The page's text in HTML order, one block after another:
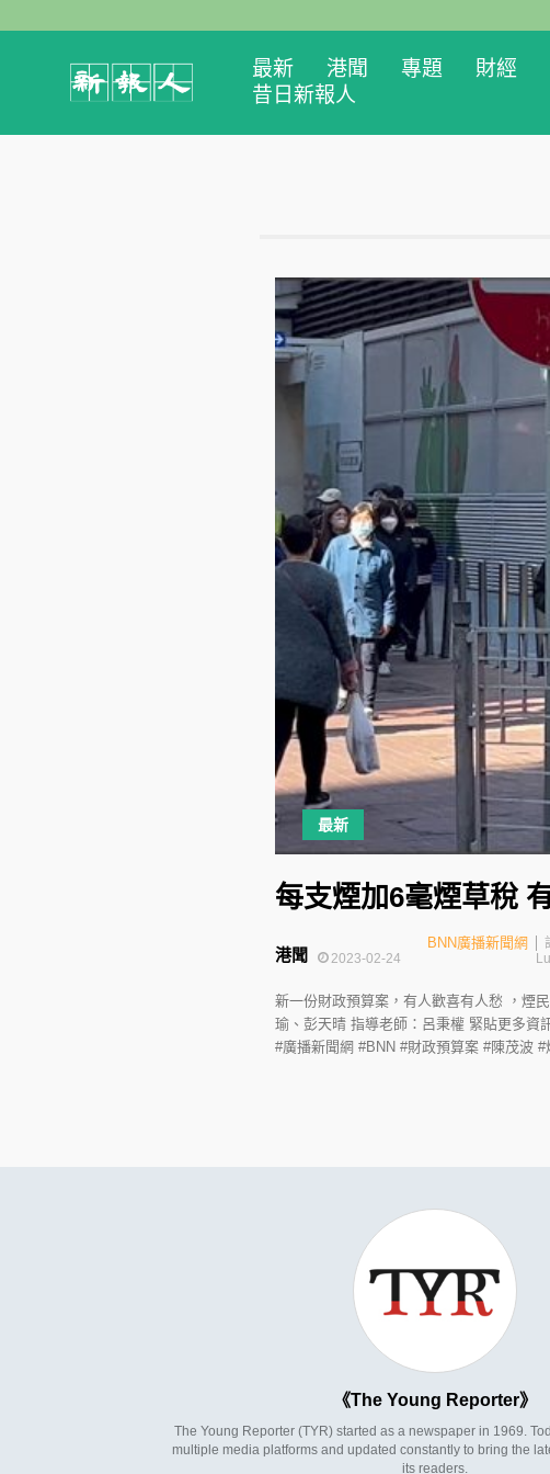
最新 港聞 專題 財經
昔日新報人
最新
每支煙加6毫煙草稅
2023-02-24
港聞
BNN廣播新聞網
新一份財政預算案，有人歡喜有人愁 ，煙
瑜、彭天晴 指導老師：呂秉權 緊貼更多資
#廣播新聞網 #BNN #財政預算案 #陳茂波
The Young Reporter
The Young Reporter (TYR) started as a newspaper in 1969.
multiple media platforms and updated constantly to bring the
its readers.